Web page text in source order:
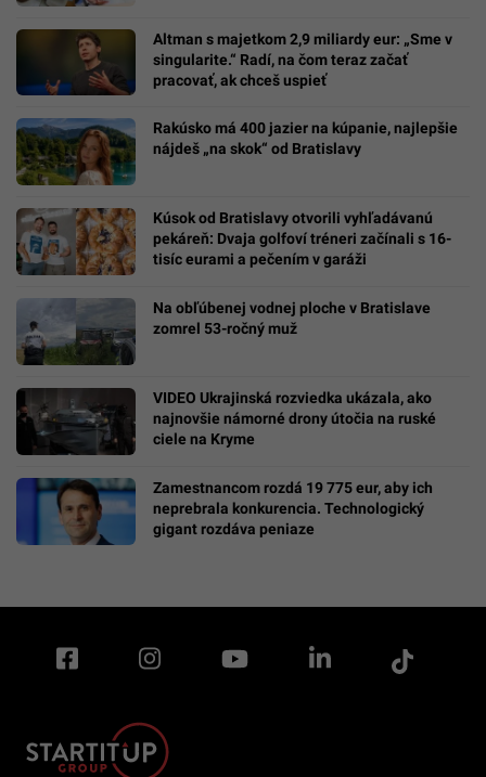
Altman s majetkom 2,9 miliardy eur: „Sme v
singularite.“ Radí, na čom teraz začať
pracovať, ak chceš uspieť
Rakúsko má 400 jazier na kúpanie, najlepšie
nájdeš „na skok“ od Bratislavy
Kúsok od Bratislavy otvorili vyhľadávanú
pekáreň: Dvaja golfoví tréneri začínali s 16-
tisíc eurami a pečením v garáži
Na obľúbenej vodnej ploche v Bratislave
zomrel 53-ročný muž
VIDEO Ukrajinská rozviedka ukázala, ako
najnovšie námorné drony útočia na ruské
ciele na Kryme
Zamestnancom rozdá 19 775 eur, aby ich
neprebrala konkurencia. Technologický
gigant rozdáva peniaze